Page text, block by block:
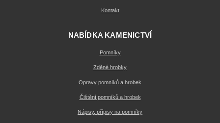
Kontakt
NABÍDKA KAMENICTVÍ
Pomníky
Zděné hrobky
Opravy pomníků a hrobek
Čištění pomníků a hrobek
Nápisy, přípisy na pomníky